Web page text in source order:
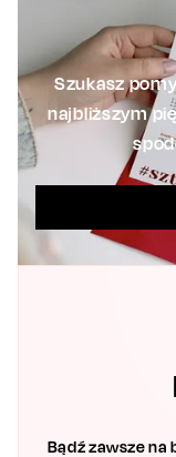
Szukasz
najbliższym
Bądź zawsze na